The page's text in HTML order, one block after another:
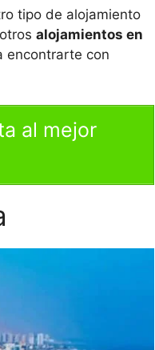
tipo de alojamiento
alojamientos en
encontrarte con
al mejor